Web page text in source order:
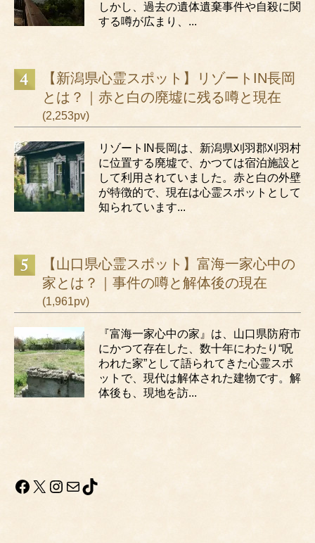
しかし、過去の遺体遺棄事件や自殺に関
する噂が広まり、...
【新潟県心霊スポット】リゾートIN長岡
とは？｜赤と白の廃墟に残る噂と現在
(2,253pv)
リゾートIN長岡は、新潟県刈羽郡刈羽村
に位置する廃墟で、かつては宿泊施設と
して利用されていました。赤と白の外壁
が特徴的で、現在は心霊スポットとして
知られています...
【山口県心霊スポット】富海一家心中の
家とは？｜事件の噂と解体後の現在
(1,961pv)
『富海一家心中の家』は、山口県防府市
にかつて存在した、数十年にわたり“呪
われた家”として語られてきた心霊スポ
ットで、現代は解体された建物です。解
体後も、現地を訪...
Facebook
X Instagram
メールTikTok